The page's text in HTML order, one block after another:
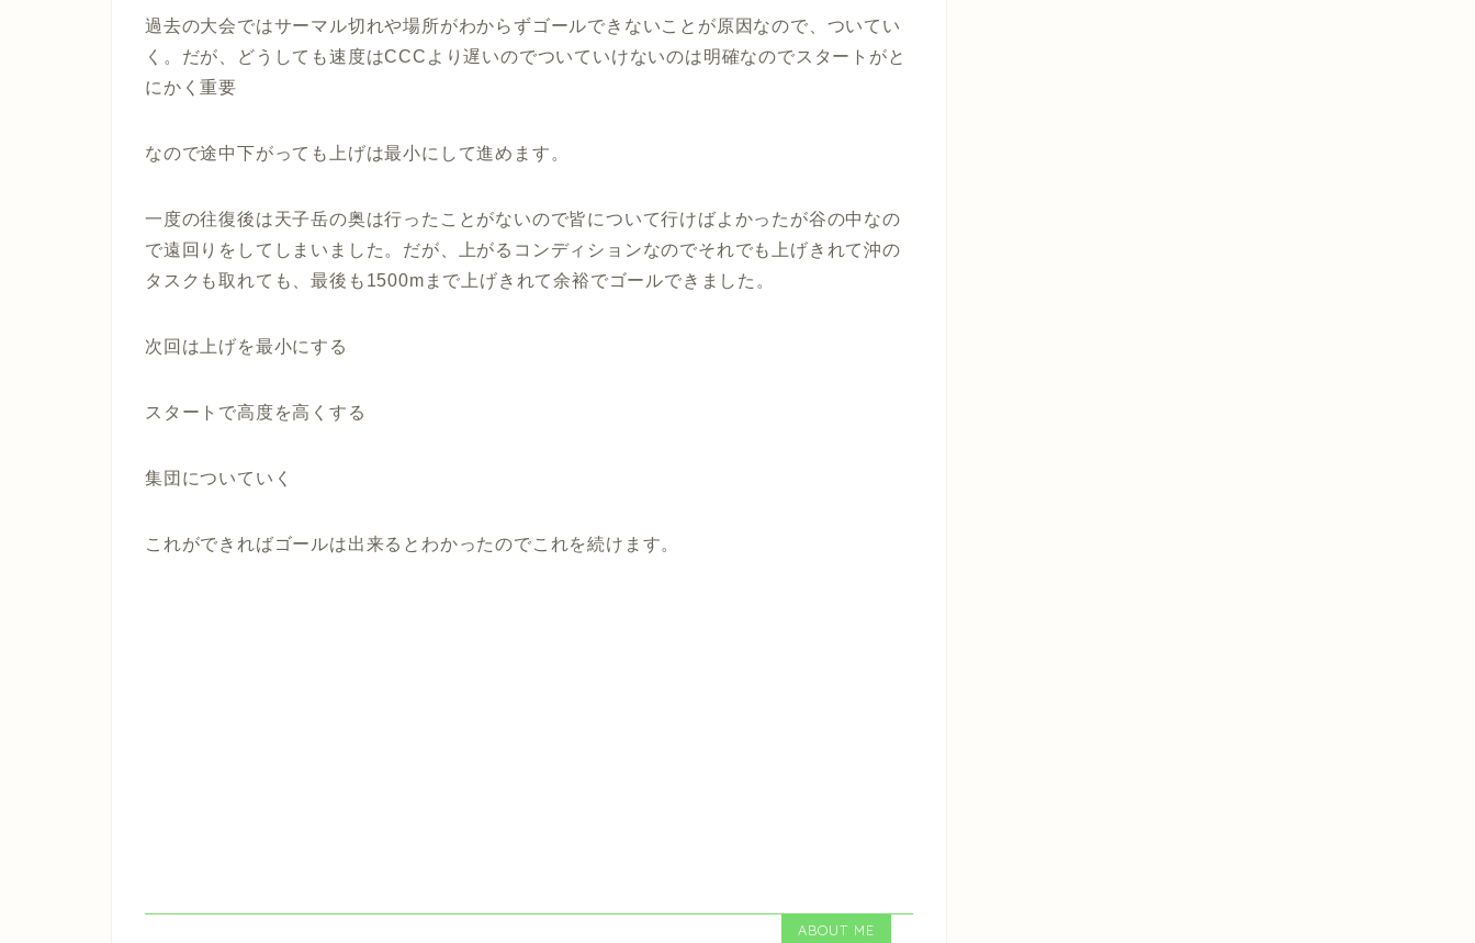
過去の大会ではサーマル切れや場所がわからずゴールできないことが原因なので、ついてい
く。だが、どうしても速度はCCCより遅いのでついていけないのは明確なのでスタートがと
にかく重要
なので途中下がっても上げは最小にして進めます。
一度の往復後は天子岳の奥は行ったことがないので皆について行けばよかったが谷の中なの
で遠回りをしてしまいました。だが、上がるコンディションなのでそれでも上げきれて沖の
タスクも取れても、最後も1500mまで上げきれて余裕でゴールできました。
次回は上げを最小にする
スタートで高度を高くする
集団についていく
これができればゴールは出来るとわかったのでこれを続けます。
ABOUT ME